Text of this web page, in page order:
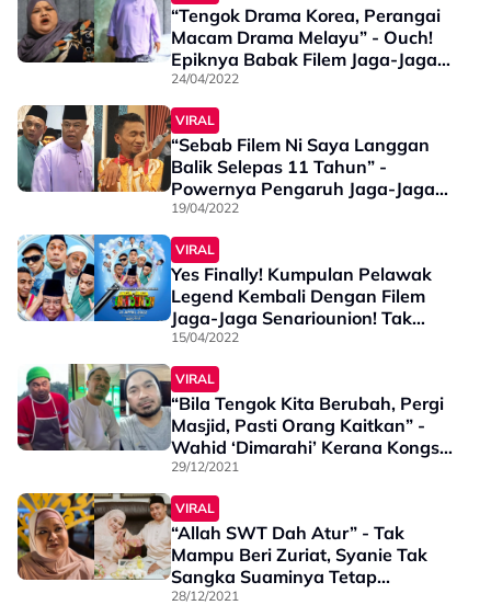
“Tengok Drama Korea, Perangai
Macam Drama Melayu” - Ouch!
Epiknya Babak Filem Jaga-Jaga
Senariounion
24/04/2022
VIRAL
“Sebab Filem Ni Saya Langgan
Balik Selepas 11 Tahun” -
Powernya Pengaruh Jaga-Jaga
Senariounion, Ramai Excited!
19/04/2022
VIRAL
Yes Finally! Kumpulan Pelawak
Legend Kembali Dengan Filem
Jaga-Jaga Senariounion! Tak
Sabar Nak Tengok Wey
15/04/2022
VIRAL
“Bila Tengok Kita Berubah, Pergi
Masjid, Pasti Orang Kaitkan” -
Wahid ‘Dimarahi’ Kerana Kongsi
Kisah Hijrah? Kenapa Tu?
29/12/2021
VIRAL
“Allah SWT Dah Atur” - Tak
Mampu Beri Zuriat, Syanie Tak
Sangka Suaminya Tetap...
28/12/2021